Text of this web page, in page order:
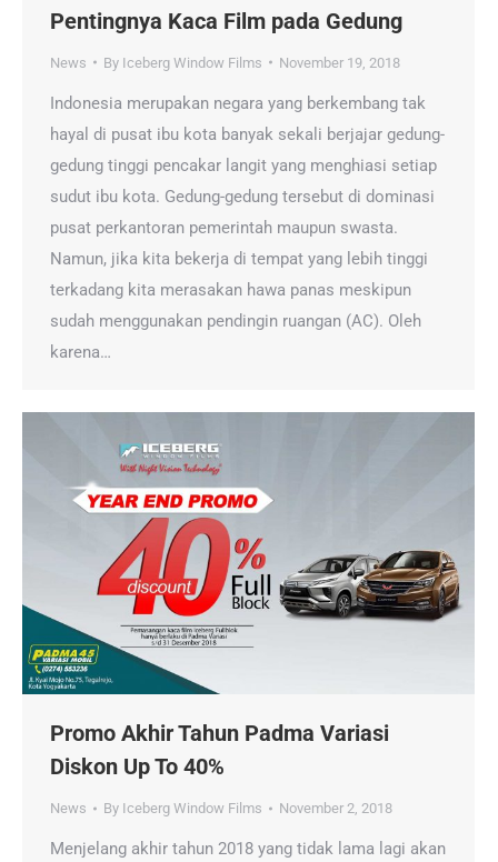
Pentingnya Kaca Film pada Gedung
News By Iceberg Window Films November 19, 2018
Indonesia merupakan negara yang berkembang tak
hayal di pusat ibu kota banyak sekali berjajar gedung-
gedung tinggi pencakar langit yang menghiasi setiap
sudut ibu kota. Gedung-gedung tersebut di dominasi
pusat perkantoran pemerintah maupun swasta.
Namun, jika kita bekerja di tempat yang lebih tinggi
terkadang kita merasakan hawa panas meskipun
sudah menggunakan pendingin ruangan (AC). Oleh
karena…
Promo Akhir Tahun Padma Variasi
Diskon Up To 40%
News By Iceberg Window Films November 2, 2018
Menjelang akhir tahun 2018 yang tidak lama lagi akan